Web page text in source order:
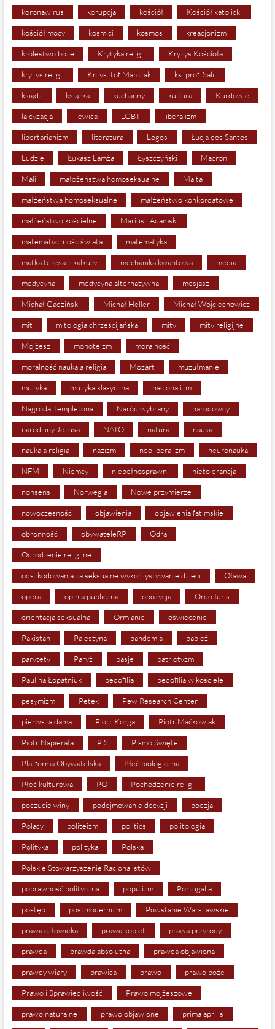
koronawirus korupcja kościół Kościół katolicki
kościół mocy kosmici kosmos kreacjonizm
królestwo boze Krytyka religii Kryzys Kościoła
kryzys religii Krzysztof Marczak ks. prof. Salij
ksiądz książka kuchanny kultura Kurdowie
laicyzacja lewica LGBT liberalizm
libertarianizm literatura Logos Łucja dos Santos
Ludzie Łukasz Lamża Łyszczyński Macron
Mali małożeństwa homoseksualne Malta
małżeństwa homoseksualne małżeństwo konkordatowe
małżeństwo kościelne Mariusz Adamski
matematyczność świata matematyka
matka teresa z kalkuty mechanika kwantowa media
medycyna medycyna alternatywna mesjasz
Michał Gadziński Michał Heller Michał Wojciechowicz
mit mitologia chrześcijańska mity mity religijne
Mojżesz monoteizm moralność
moralność nauka a religia Mozart muzułmanie
muzyka muzyka klasyczna nacjonalizm
Nagroda Templetona Naród wybrany narodowcy
narodziny Jezusa NATO natura nauka
nauka a religia nazizm neoliberalizm neuronauka
NFM Niemcy niepełnosprawni nietolerancja
nonsens Norwegia Nowe przymierze
nowoczesność objawienia objawienia fatimskie
obronność obywateleRP Odra
Odrodzenie religijne
odszkodowania za seksualne wykorzystywanie dzieci Oława
opera opinia publiczna opozycja Ordo Iuris
orientacja seksualna Ormianie oświecenie
Pakistan Palestyna pandemia papież
parytety Paryż pasje patriotyzm
Paulina Łopatniuk pedofilia pedofilia w kościele
pesymizm Petek Pew Research Center
pierwsza dama Piotr Korga Piotr Maćkowiak
Piotr Napierała PiS Pismo Święte
Platforma Obywatelska Płeć biologiczna
Płeć kulturowa PO Pochodzenie religii
poczucie winy podejmowanie decyzji poezja
Polacy politeizm politics politologia
Polityka polityka Polska
Polskie Stowarzyszenie Racjonalistów
poprawność polityczna populizm Portugalia
postęp postmodernizm Powstanie Warszawskie
prawa człowieka prawa kobiet prawa przyrody
prawda prawda absolutna prawda objawiona
prawdy wiary prawica prawo prawo boże
Prawo i Sprawiedliwość Prawo mojżeszowe
prawo naturalne prawo objawione prima aprilis